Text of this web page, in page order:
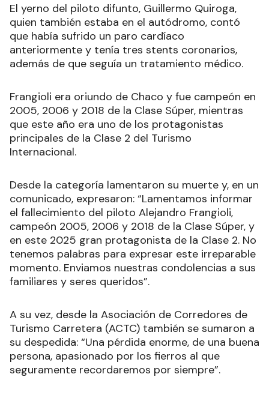
El yerno del piloto difunto, Guillermo Quiroga,
quien también estaba en el autódromo, contó
que había sufrido un paro cardíaco
anteriormente y tenía tres stents coronarios,
además de que seguía un tratamiento médico.
Frangioli era oriundo de Chaco y fue campeón en
2005, 2006 y 2018 de la Clase Súper, mientras
que este año era uno de los protagonistas
principales de la Clase 2 del Turismo
Internacional.
Desde la categoría lamentaron su muerte y, en un
comunicado, expresaron: “Lamentamos informar
el fallecimiento del piloto Alejandro Frangioli,
campeón 2005, 2006 y 2018 de la Clase Súper, y
en este 2025 gran protagonista de la Clase 2. No
tenemos palabras para expresar este irreparable
momento. Enviamos nuestras condolencias a sus
familiares y seres queridos”.
A su vez, desde la Asociación de Corredores de
Turismo Carretera (ACTC) también se sumaron a
su despedida: “Una pérdida enorme, de una buena
persona, apasionado por los fierros al que
seguramente recordaremos por siempre”.